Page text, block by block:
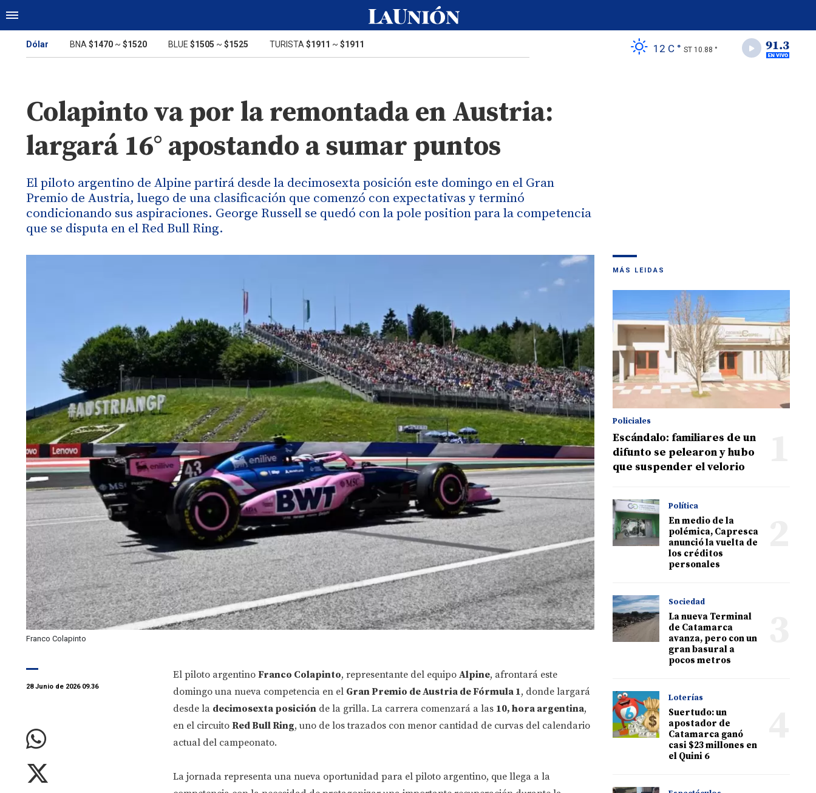
Dólar BNA $1470 ~ $1520 BLUE $1505 ~ $1525 TURISTA $1911 ~ $1911 12 C ° ST 10.88 °
Colapinto va por la remontada en Austria:
largará 16° apostando a sumar puntos
El piloto argentino de Alpine partirá desde la decimosexta posición este domingo en el Gran
Premio de Austria, luego de una clasificación que comenzó con expectativas y terminó
condicionando sus aspiraciones. George Russell se quedó con la pole position para la competencia
que se disputa en el Red Bull Ring.
Franco Colapinto
28 Junio de 2026 09.36
El piloto argentino Franco Colapinto, representante del equipo Alpine, afrontará este
domingo una nueva competencia en el Gran Premio de Austria de Fórmula 1, donde largará
desde la decimosexta posiciónde la grilla. La carrera comenzará a las 10, hora argentina,
en el circuito Red Bull Ring, uno de los trazados con menor cantidad de curvas del calendario
actual del campeonato.
La jornada representa una nueva oportunidad para el piloto argentino, que llega a la
MÁS LEIDAS
Policiales
Escándalo: familiares de un
difunto se pelearon y hubo
que suspender el velorio
Política
En medio de la
polémica, Capresca
anunció la vuelta de
los créditos
personales
Sociedad
La nueva Terminal
de Catamarca
avanza, pero con un
gran basural a
pocos metros
Loterías
Suertudo: un
apostador de
Catamarca ganó
casi $23 millones en
el Quini 6